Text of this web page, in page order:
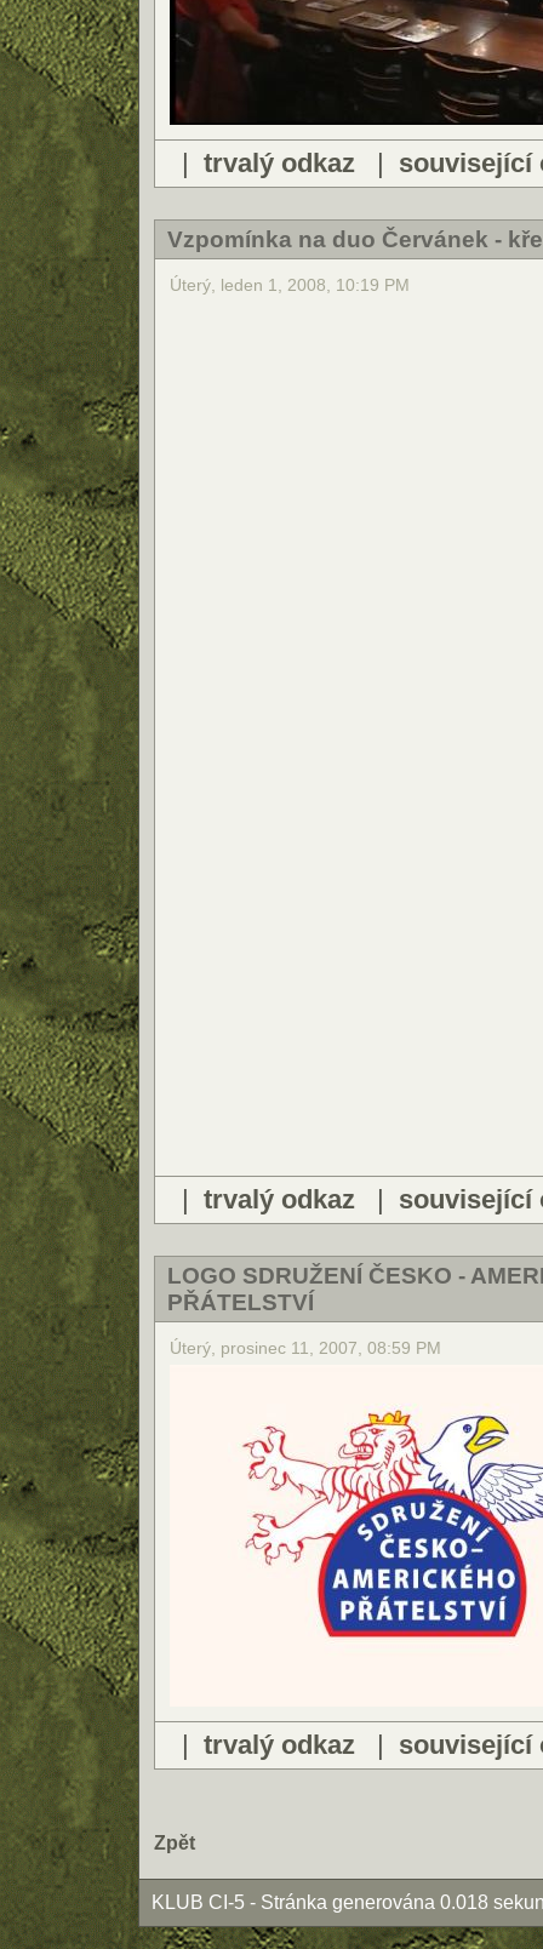
| trvalý odkaz | související
Vzpomínka na duo Červánek -
Úterý, leden 1, 2008, 10:19 PM
| trvalý odkaz | související
LOGO SDRUŽENÍ ČESKO -
PŘÁTELSTVÍ
Úterý, prosinec 11, 2007, 08:59 PM
| trvalý odkaz | související
Zpět
KLUB CI-5 - Stránka generována 0.018